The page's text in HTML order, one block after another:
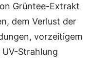
Grüntee-Extrakt
dem Verlust der
vorzeitigem
Strahlung